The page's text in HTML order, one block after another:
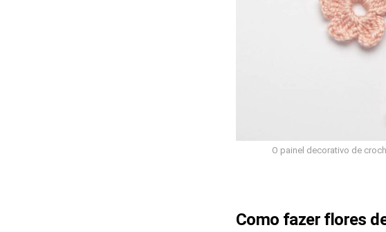
O painel decorativo de
Como fazer flores